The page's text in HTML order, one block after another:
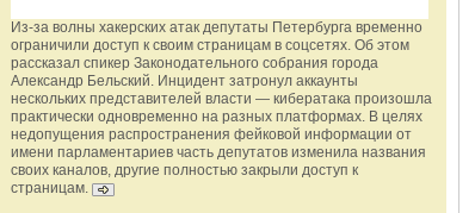
Из‑за волны хакерских атак депутаты Петербурга временно
ограничили доступ к своим страницам в соцсетях. Об этом
рассказал спикер Законодательного собрания города
Александр Бельский. Инцидент затронул аккаунты
нескольких представителей власти — кибератака произошла
практически одновременно на разных платформах. В целях
недопущения распространения фейковой информации от
имени парламентариев часть депутатов изменила названия
своих каналов, другие полностью закрыли доступ к
страницам.